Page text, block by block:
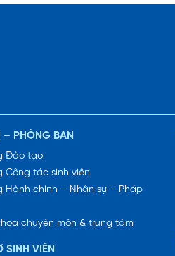
PHÒNG BAN
Đào tạo
Công tác sinh viên
Hành chính – Nhân sự – Pháp
chuyên môn & trung tâm
SINH VIÊN